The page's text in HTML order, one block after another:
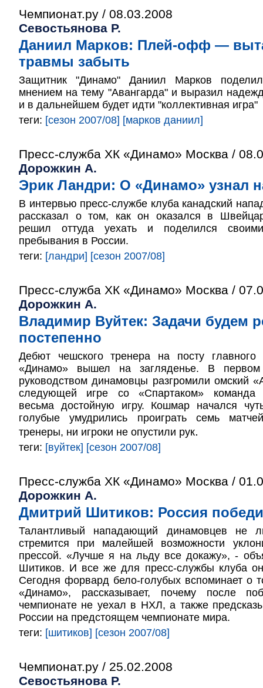
Чемпионат.ру / 08.03.2008
Севостьянова Р.
Даниил Марков: Плей-офф —
травмы забыть
Защитник "Динамо" Даниил Марков
мнением на тему "Авангарда" и выразил
и в дальнейшем будет идти "коллективная игра"
теги: [сезон 2007/08] [марков даниил]
Пресс-служба ХК «Динамо» Москва /
Дорожкин А.
Эрик Ландри: О «Динамо» узнал
В интервью пресс-службе клуба канадский
рассказал о том, как он оказался в
решил оттуда уехать и поделился
пребывания в России.
теги: [ландри] [сезон 2007/08]
Пресс-служба ХК «Динамо» Москва /
Дорожкин А.
Владимир Вуйтек: Задачи будем
постепенно
Дебют чешского тренера на посту главного
«Динамо» вышел на загляденье. В
руководством динамовцы разгромили омский
следующей игре со «Спартаком» команда
весьма достойную игру. Кошмар начался
голубые умудрились проиграть семь
тренеры, ни игроки не опустили рук.
теги: [вуйтек] [сезон 2007/08]
Пресс-служба ХК «Динамо» Москва /
Дорожкин А.
Дмитрий Шитиков: Россия
Талантливый нападающий динамовцев не
стремится при малейшей возможности
прессой. «Лучше я на льду все докажу», -
Шитиков. И все же для пресс-службы клуба
Сегодня форвард бело-голубых вспоминает о
«Динамо», рассказывает, почему после
чемпионате не уехал в НХЛ, а также
России на предстоящем чемпионате мира.
теги: [шитиков] [сезон 2007/08]
Чемпионат.ру / 25.02.2008
Севостьянова Р.